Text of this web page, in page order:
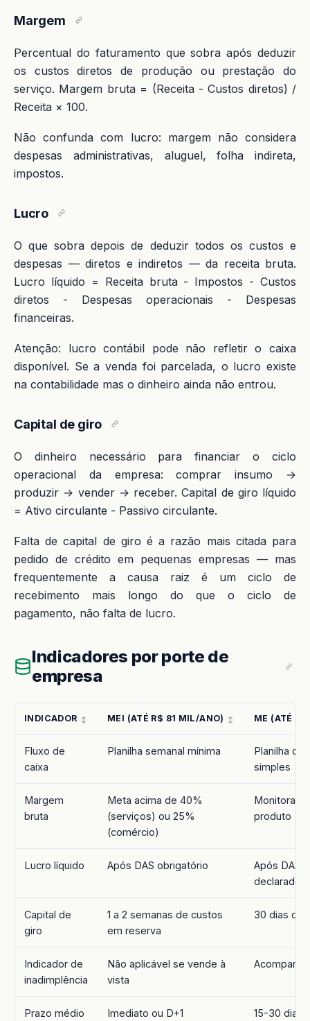
Margem
Percentual do faturamento que sobra após deduzir
os custos diretos de produção ou prestação do
serviço. Margem bruta = (Receita - Custos diretos) /
Receita × 100.
Não confunda com lucro: margem não considera
despesas administrativas, aluguel, folha indireta,
impostos.
Lucro
O que sobra depois de deduzir todos os custos e
despesas — diretos e indiretos — da receita bruta.
Lucro líquido = Receita bruta - Impostos - Custos
diretos - Despesas operacionais - Despesas
financeiras.
Atenção: lucro contábil pode não refletir o caixa
disponível. Se a venda foi parcelada, o lucro existe
na contabilidade mas o dinheiro ainda não entrou.
Capital de giro
O dinheiro necessário para financiar o ciclo
operacional da empresa: comprar insumo →
produzir → vender → receber. Capital de giro líquido
= Ativo circulante - Passivo circulante.
Falta de capital de giro é a razão mais citada para
pedido de crédito em pequenas empresas — mas
frequentemente a causa raiz é um ciclo de
recebimento mais longo do que o ciclo de
pagamento, não falta de lucro.
Indicadores por porte de
empresa
INDICADOR MEI (ATÉ R$ 81 MIL/ANO) ME (ATÉ
Fluxo de
caixa
Planilha semanal mínima
Planilha
simples
Margem
bruta
Meta acima de 40%
(serviços) ou 25%
(comércio)
Monitorar
produto
Lucro líquido Após DAS obrigatório
Após DAS
declarado
Capital de
giro
1 a 2 semanas de custos
em reserva
30 dias de
Indicador de
inadimplência
Não aplicável se vende à
vista
Prazo médio Imediato ou D+1 15-30 dias